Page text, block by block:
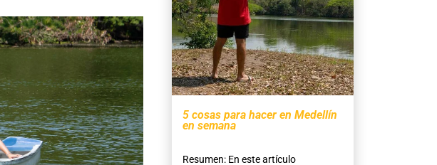
5 cosas para hacer en Medellín
en semana
Resumen: En este artículo